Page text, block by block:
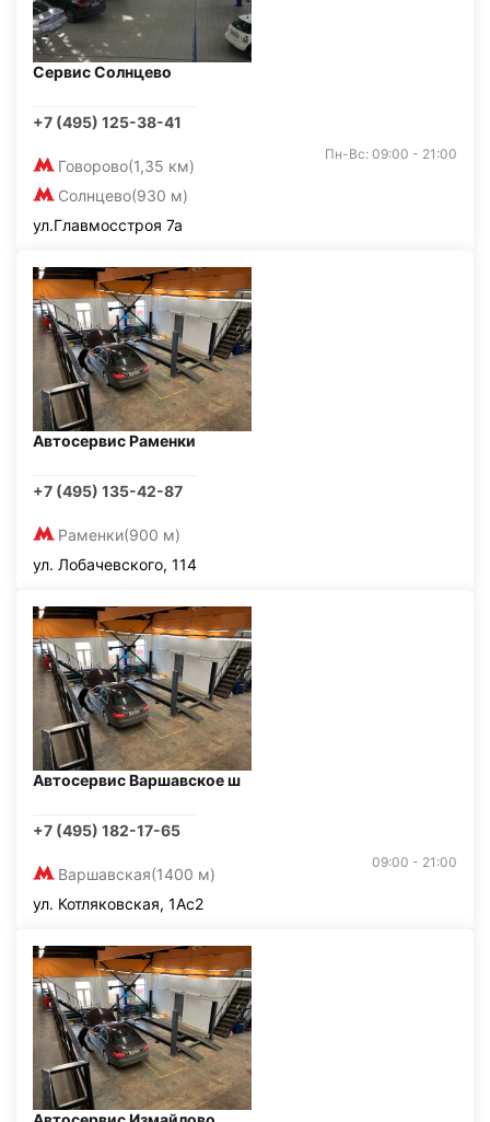
Сервис Солнцево
+7 (495) 125-38-41
Говорово(1,35 км)
Солнцево(930 м)
Пн-Вс: 09:00 - 21:00
ул.Главмосстроя 7а
Автосервис Раменки
+7 (495) 135-42-87
Раменки(900 м)
ул. Лобачевского, 114
Автосервис Варшавское ш
+7 (495) 182-17-65
Варшавская(1400 м)
09:00 - 21:00
ул. Котляковская, 1Ас2